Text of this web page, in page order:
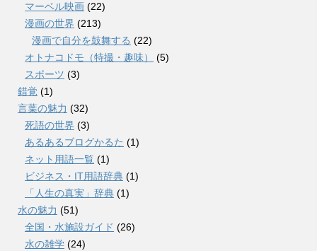
マーベル映画 (22)
漫画の世界 (213)
漫画で自分を鼓舞する (22)
オトナコドモ（特撮・趣味）
(5)
スポーツ (3)
錯覚 (1)
言葉の魅力 (32)
死語の世界 (3)
あるあるブログかるた (1)
ネット用語一覧 (1)
ビジネス・IT用語辞典 (1)
「人生の真実」辞典 (1)
水の魅力 (51)
全国・水施設ガイド (26)
水の雑学 (24)